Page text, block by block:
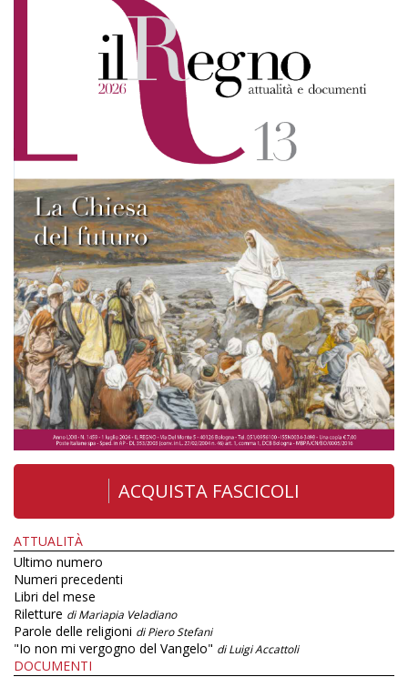
ACQUISTA FASCICOLI
ATTUALITÀ
Ultimo numero
Numeri precedenti
Libri del mese
Riletture di Mariapia Veladiano
Parole delle religioni di Piero Stefani
"Io non mi vergogno del Vangelo" di Luigi Accattoli
DOCUMENTI